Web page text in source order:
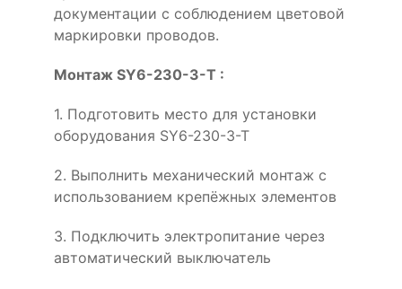
документации с соблюдением цветовой
маркировки проводов.
Монтаж SY6-230-3-T :
1. Подготовить место для установки
оборудования SY6-230-3-T
2. Выполнить механический монтаж с
использованием крепёжных элементов
3. Подключить электропитание через
автоматический выключатель